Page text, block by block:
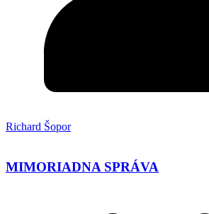
Richard Šopor
MIMORIADNA SPRÁVA